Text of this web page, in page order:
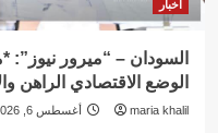
اخبار
السودان – “ميرور
الوضع الاقتصادي الراهن
maria khalil أغسطس 6, 2026